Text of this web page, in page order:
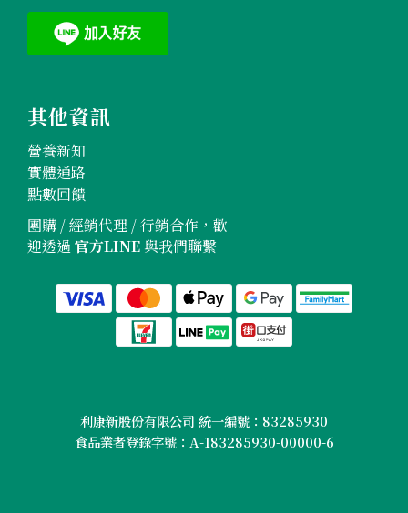
其他資訊
營養新知
實體通路
點數回饋
團購 / 經銷代理 / 行銷合作，歡
迎透過 官方LINE與我們聯繫
利康新股份有限公司 統一編號：83285930
食品業者登錄字號：A-183285930-00000-6